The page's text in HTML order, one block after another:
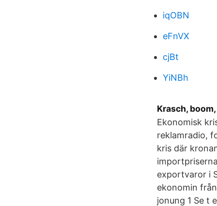
iqOBN
eFnVX
cjBt
YiNBh
Krasch,
Ekonomisk
reklamradio,
kris där
exportvaror i
ekonomin
jonung 1 Se t